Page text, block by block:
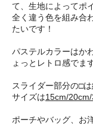
て、生地によってポ
全く違う色を組み合
たいです！
パステルカラーはか
ょっとレトロ感で
スライダー部分の□
サイズは15cm/
ポーチやバッグ、お